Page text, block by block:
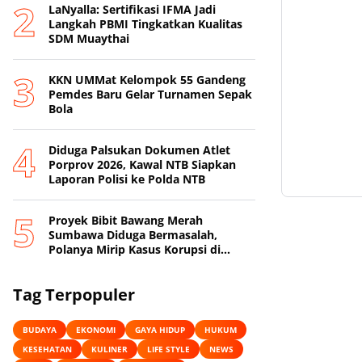
LaNyalla: Sertifikasi IFMA Jadi
Langkah PBMI Tingkatkan Kualitas
SDM Muaythai
KKN UMMat Kelompok 55 Gandeng
Pemdes Baru Gelar Turnamen Sepak
Bola
Diduga Palsukan Dokumen Atlet
Porprov 2026, Kawal NTB Siapkan
Laporan Polisi ke Polda NTB
Proyek Bibit Bawang Merah
Sumbawa Diduga Bermasalah,
Polanya Mirip Kasus Korupsi di
Tag Terpopuler
BUDAYA EKONOMI GAYA HIDUP
HUKUM
KESEHATAN
KULINER LIFE STYLE NEWS